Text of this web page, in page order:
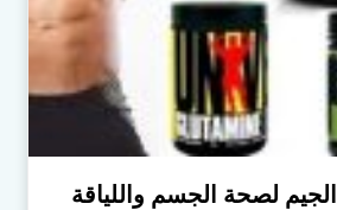
الجيم لصحة الجسم واللياقة